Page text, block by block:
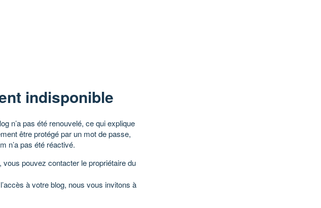
indisponible
n’a pas été renouvelé, ce qui explique
être protégé par un mot de passe,
n’a pas été réactivé.
pouvez contacter le propriétaire du
à votre blog, nous vous invitons à